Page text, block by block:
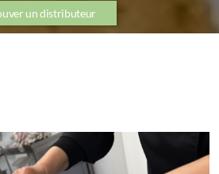
un distributeur